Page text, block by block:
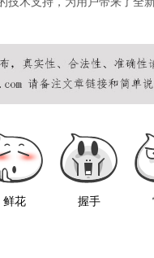
鲜花 握手